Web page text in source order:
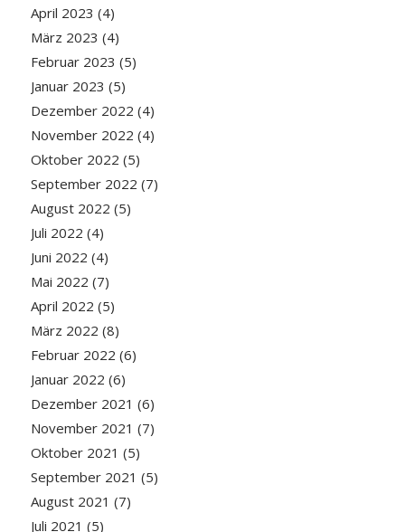
April 2023 (4)
März 2023 (4)
Februar 2023 (5)
Januar 2023 (5)
Dezember 2022 (4)
November 2022 (4)
Oktober 2022 (5)
September 2022 (7)
August 2022 (5)
Juli 2022 (4)
Juni 2022 (4)
Mai 2022 (7)
April 2022 (5)
März 2022 (8)
Februar 2022 (6)
Januar 2022 (6)
Dezember 2021 (6)
November 2021 (7)
Oktober 2021 (5)
September 2021 (5)
August 2021 (7)
Juli 2021 (5)